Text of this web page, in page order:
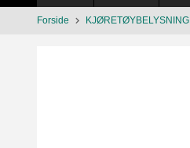
Forside KJØRETØYBELYSNING